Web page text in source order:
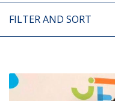
FILTER AND SORT